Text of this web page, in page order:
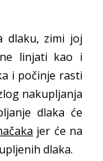
dlaku, zimi joj
linjati kao i
i počinje rasti
nakupljanja
dlaka će
jer će na
dlaka.